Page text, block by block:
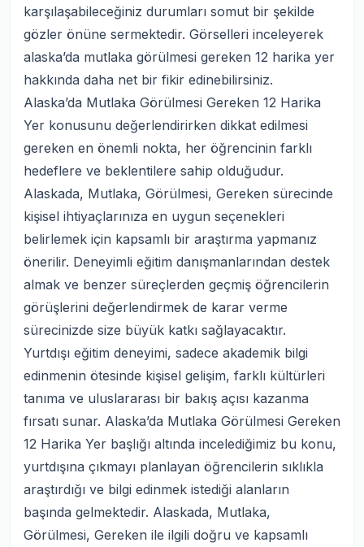
karşılaşabileceğiniz durumları somut bir şekilde
gözler önüne sermektedir. Görselleri inceleyerek
alaska’da mutlaka görülmesi gereken 12 harika yer
hakkında daha net bir fikir edinebilirsiniz.
Alaska’da Mutlaka Görülmesi Gereken 12 Harika
Yer konusunu değerlendirirken dikkat edilmesi
gereken en önemli nokta, her öğrencinin farklı
hedeflere ve beklentilere sahip olduğudur.
Alaskada, Mutlaka, Görülmesi, Gereken sürecinde
kişisel ihtiyaçlarınıza en uygun seçenekleri
belirlemek için kapsamlı bir araştırma yapmanız
önerilir. Deneyimli eğitim danışmanlarından destek
almak ve benzer süreçlerden geçmiş öğrencilerin
görüşlerini değerlendirmek de karar verme
sürecinizde size büyük katkı sağlayacaktır.
Yurtdışı eğitim deneyimi, sadece akademik bilgi
edinmenin ötesinde kişisel gelişim, farklı kültürleri
tanıma ve uluslararası bir bakış açısı kazanma
fırsatı sunar. Alaska’da Mutlaka Görülmesi Gereken
12 Harika Yer başlığı altında incelediğimiz bu konu,
yurtdışına çıkmayı planlayan öğrencilerin sıklıkla
araştırdığı ve bilgi edinmek istediği alanların
başında gelmektedir. Alaskada, Mutlaka,
Görülmesi, Gereken ile ilgili doğru ve kapsamlı